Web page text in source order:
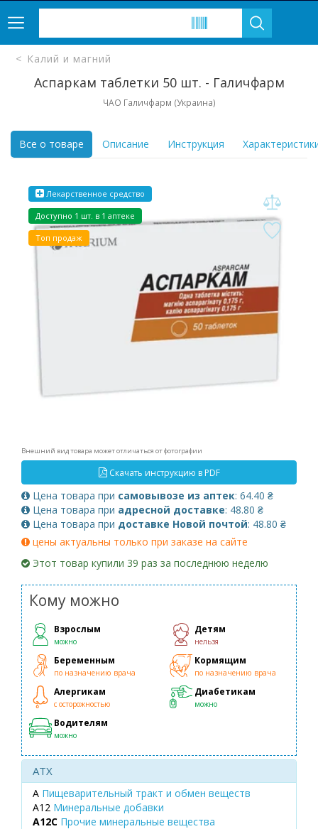
Калий и магний
Аспаркам таблетки 50 шт. - Галичфарм
ЧАО Галичфарм (Украина)
Все о товаре Описание Инструкция
Лекарственное средство
Доступно 1 шт. в 1 аптеке
Топ продаж
Внешний вид товара может отличаться от фотографии
Скачать инструкцию в PDF
Цена товара при самовывозе из аптек: 64.40 ₴
Цена товара при адресной доставке: 48.80 ₴
Цена товара при доставке Новой почтой: 48.80 ₴
цены актуальны только при заказе на сайте
Этот товар купили 39 раз за последнюю неделю
Кому можно
Взрослым
можно
Детям
нельзя
Беременным
по назначению врача
Кормящим
по назначению врача
Алергикам
с осторожностью
Диабетикам
можно
Водителям
можно
ATX
A Пищеварительный тракт и обмен веществ
A12 Минеральные добавки
A12C Прочие минеральные вещества